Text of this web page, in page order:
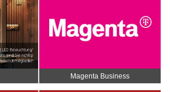
Magenta Business